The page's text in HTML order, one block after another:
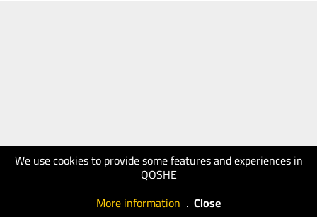
We use cookies to provide some features and experiences in
QOSHE
More information . Close